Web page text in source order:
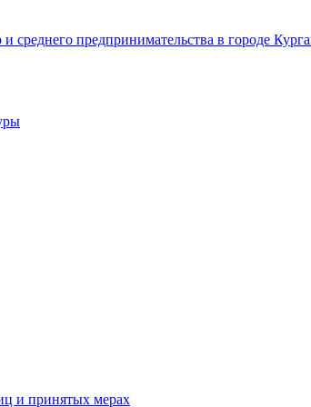
предпринимательства в городе
и принятых мерах